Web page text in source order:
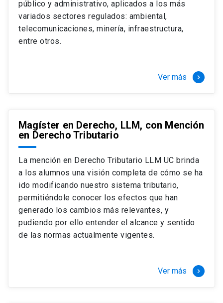
Si optas por la modalidad Full Time:
El LLM UC Full Time es una versión del programa
destinado principalmente a extranjeros, que permite
necesidades y expectativas profesionales, eligiendo
completamente al programa o compatibilizarás un
estudio intenso y exigente, con una muy baja carga
laboral, de marzo a noviembre, para dedicarte
completamente a la actividad de graduación de
diciembre a marzo.
2 cursos mínimos (10 créditos) Primer
semestre
+ 5 cursos a elección (50 créditos) Primer
semestre
+ 4 cursos a elección (40 créditos)
tres meses a tiempo completo (20
Juan Ignacio Piña Rochefort
Director Magíster en Derecho, LLM UC
público y administrativo, aplicados a los más
variados sectores regulados: ambiental,
telecomunicaciones, minería, infraestructura,
entre otros.
Ver más keyboard_arrow_right
Magíster en Derecho, LLM, con Mención
en Derecho Tributario
La mención en Derecho Tributario LLM UC brinda
a los alumnos una visión completa de cómo se ha
ido modificando nuestro sistema tributario,
permitiéndole conocer los efectos que han
generado los cambios más relevantes, y
pudiendo por ello entender el alcance y sentido
de las normas actualmente vigentes.
Ver más keyboard_arrow_right